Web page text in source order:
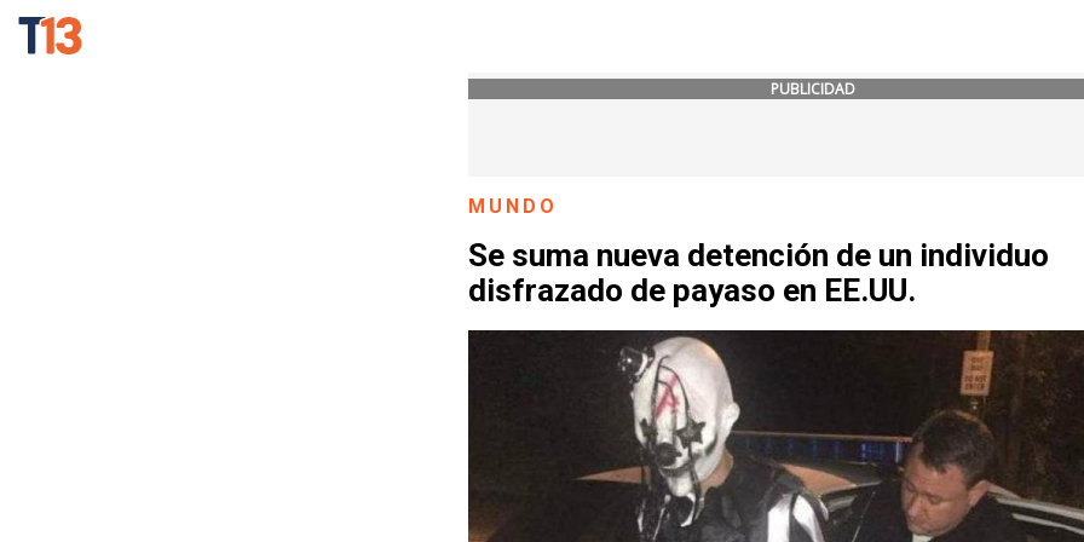
PUBLICIDAD
MUNDO
Se suma nueva detención de un individuo
disfrazado de payaso en EE.UU.